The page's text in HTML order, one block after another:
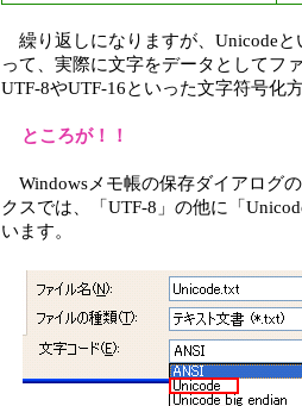
繰り返しになりますが、Unicode
って、実際に文字をデータとしてフ
UTF-8やUTF-16といった文字符号化
ところが！！
Windowsメモ帳の保存ダイアログ
クスでは、「UTF-8」の他に「
います。